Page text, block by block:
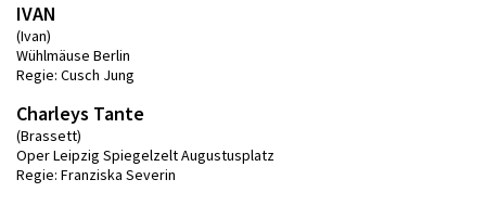
IVAN
(Ivan)
Wühlmäuse Berlin
Regie: Cusch Jung
Charleys Tante
(Brassett)
Oper Leipzig Spiegelzelt Augustusplatz
Regie: Franziska Severin